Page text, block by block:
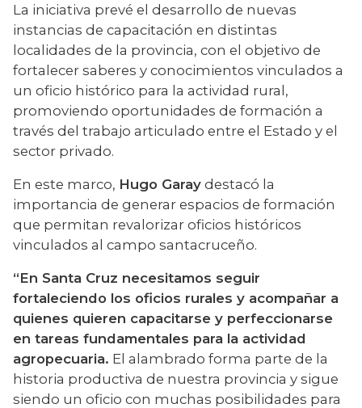
La iniciativa prevé el desarrollo de nuevas
instancias de capacitación en distintas
localidades de la provincia, con el objetivo de
fortalecer saberes y conocimientos vinculados a
un oficio histórico para la actividad rural,
promoviendo oportunidades de formación a
través del trabajo articulado entre el Estado y el
sector privado.
En este marco, Hugo Garay destacó la
importancia de generar espacios de formación
que permitan revalorizar oficios históricos
vinculados al campo santacruceño.
“En Santa Cruz necesitamos seguir
fortaleciendo los oficios rurales y acompañar a
quienes quieren capacitarse y perfeccionarse
en tareas fundamentales para la actividad
agropecuaria. El alambrado forma parte de la
historia productiva de nuestra provincia y sigue
siendo un oficio con muchas posibilidades para